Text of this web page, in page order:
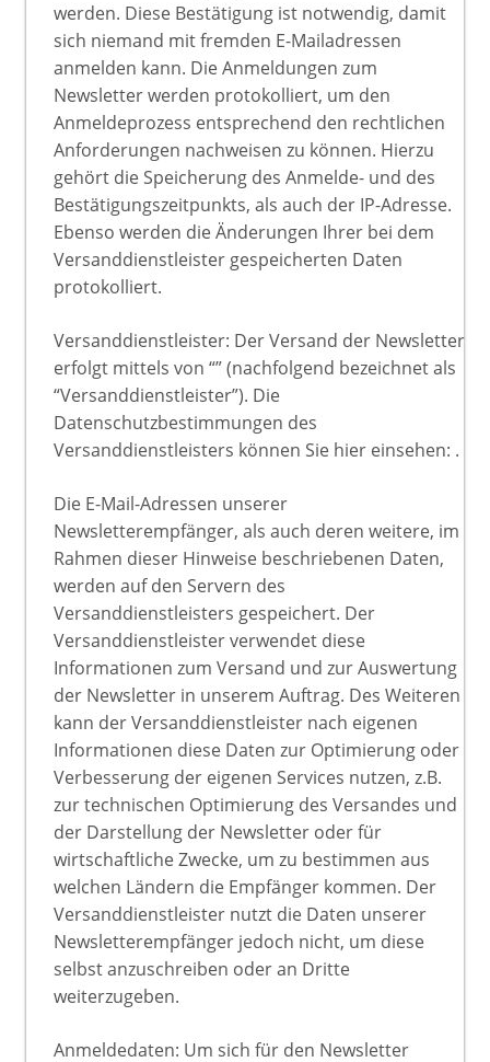
werden. Diese Bestätigung ist notwendig, damit
sich niemand mit fremden E-Mailadressen
anmelden kann. Die Anmeldungen zum
Newsletter werden protokolliert, um den
Anmeldeprozess entsprechend den rechtlichen
Anforderungen nachweisen zu können. Hierzu
gehört die Speicherung des Anmelde- und des
Bestätigungszeitpunkts, als auch der IP-Adresse.
Ebenso werden die Änderungen Ihrer bei dem
Versanddienstleister gespeicherten Daten
protokolliert.
Versanddienstleister: Der Versand der Newsletter
erfolgt mittels von “” (nachfolgend bezeichnet als
“Versanddienstleister”). Die
Datenschutzbestimmungen des
Versanddienstleisters können Sie hier einsehen: .
Die E-Mail-Adressen unserer
Newsletterempfänger, als auch deren weitere, im
Rahmen dieser Hinweise beschriebenen Daten,
werden auf den Servern des
Versanddienstleisters gespeichert. Der
Versanddienstleister verwendet diese
Informationen zum Versand und zur Auswertung
der Newsletter in unserem Auftrag. Des Weiteren
kann der Versanddienstleister nach eigenen
Informationen diese Daten zur Optimierung oder
Verbesserung der eigenen Services nutzen, z.B.
zur technischen Optimierung des Versandes und
der Darstellung der Newsletter oder für
wirtschaftliche Zwecke, um zu bestimmen aus
welchen Ländern die Empfänger kommen. Der
Versanddienstleister nutzt die Daten unserer
Newsletterempfänger jedoch nicht, um diese
selbst anzuschreiben oder an Dritte
weiterzugeben.
Anmeldedaten: Um sich für den Newsletter